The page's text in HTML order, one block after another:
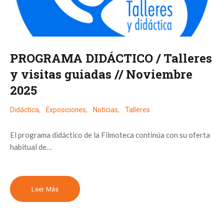
PROGRAMA DIDÁCTICO / Talleres
y visitas guiadas // Noviembre
2025
Didáctica, Exposiciones, Noticias, Talleres
El programa didáctico de la Filmoteca continúa con su oferta
habitual de…
Leer Más